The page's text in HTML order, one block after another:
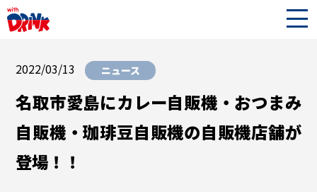
2022/03/13 ニュース
名取市愛島にカレー自販機・おつまみ
自販機・珈琲豆自販機の自販機店舗が
登場！！